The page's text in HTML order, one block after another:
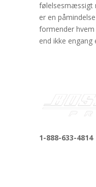
følelsesmæssigt
er en
formender hvem
end ikke
1-888-633-4814